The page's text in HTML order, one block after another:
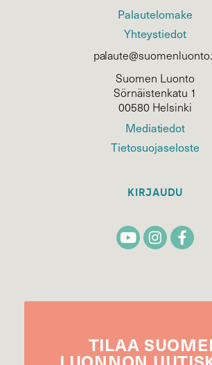
Palautelomake
Yhteystiedot
Suomen Luonto
Sörnäistenkatu 1
00580 Helsinki
Mediatiedot
Tietosuojaseloste
KIRJAUDU
TILAA